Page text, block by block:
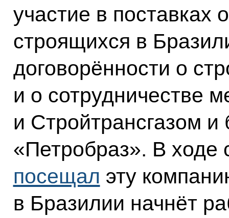
участие в поставках
строящихся в
договорённости о
и о сотрудничестве
и Стройтрансгазом и
«Петробраз». В ходе
посещал эту
в Бразилии начнёт